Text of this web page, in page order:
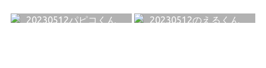
20230512パピコくん 20230512のえるくん